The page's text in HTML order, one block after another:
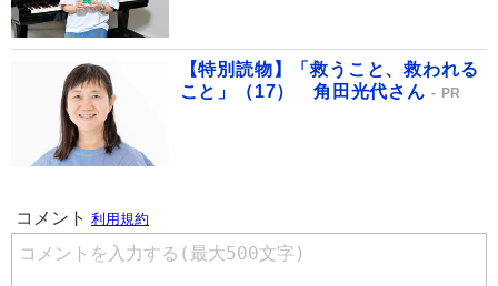
【特別読物】「救うこと、救われる
こと」（17） 角田光代さん
PR